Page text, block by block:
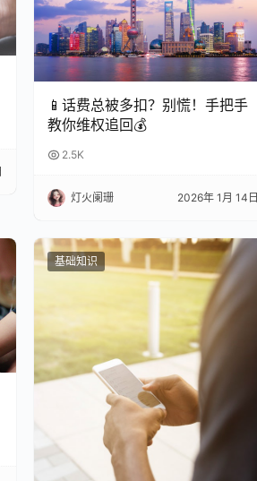
📱话费总被多扣？别慌！手把手
教你维权追回💰
2.5K
灯火阑珊 2026年 1月 14日
基础知识